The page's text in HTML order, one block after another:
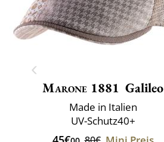
Marone 1881 Galileo
Made in Italien
UV-Schutz40+